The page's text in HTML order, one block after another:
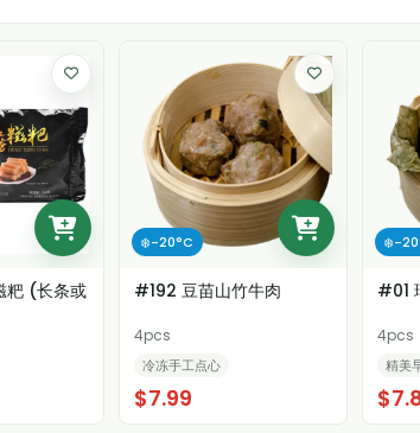
粑 (长条或
❄️-20°C
#192 豆苗山竹牛肉
4pcs
冷冻手工点心
$7.99
❄️-
#01
4pcs
精美